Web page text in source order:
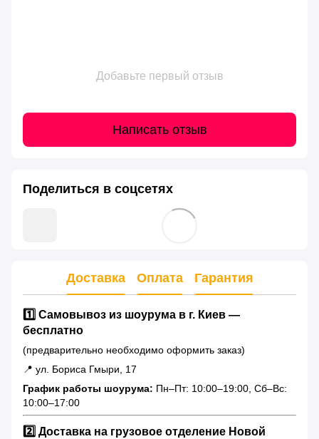
Добавьте первый отзыв
Написать отзыв
Поделиться в соцсетях
Доставка Оплата Гарантия
1️⃣ Самовывоз из шоурума в г. Киев —
бесплатно
(предварительно необходимо оформить заказ)
📍 ул. Бориса Гмыри, 17
График работы шоурума: Пн–Пт: 10:00–19:00, Сб–Вс:
10:00–17:00
2️⃣ Доставка на грузовое отделение Новой